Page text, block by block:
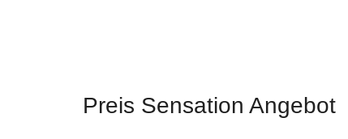
Preis Sensation Angebot